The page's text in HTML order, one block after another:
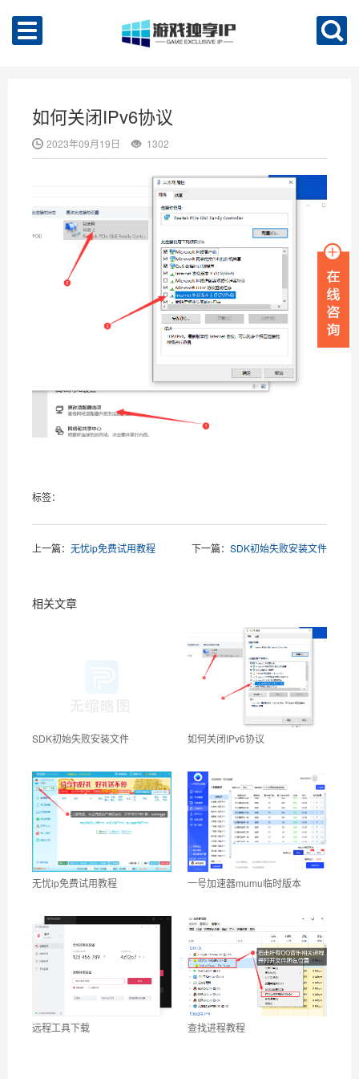
如何关闭IPv6协议
2023年09月19日 1302
标签：
上一篇： 无忧ip免费试用教程 下一篇： SDK初始失败安装文件
相关文章
SDK初始失败安装文件 如何关闭IPv6协议
无忧ip免费试用教程 一号加速器mumu临时版本
远程工具下载 查找进程教程